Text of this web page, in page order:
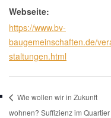
Webseite:
https://www.bv-
baugemeinschaften.de/
staltungen.html
Wie wollen wir in Zukunft
wohnen? Suffizienz im Quartier